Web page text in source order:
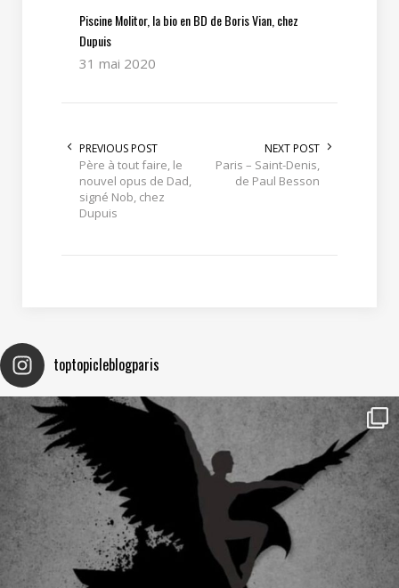
Piscine Molitor, la bio en BD de Boris Vian, chez
Dupuis
31 mai 2020
PREVIOUS POST
Père à tout faire, le
nouvel opus de Dad,
signé Nob, chez
Dupuis
NEXT POST
Paris – Saint-Denis,
de Paul Besson
toptopicleblogparis